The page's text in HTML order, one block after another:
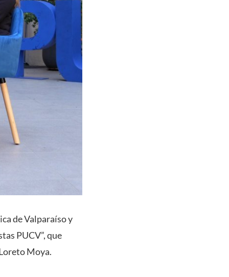
de Valparaíso y
PUCV”, que
Moya.